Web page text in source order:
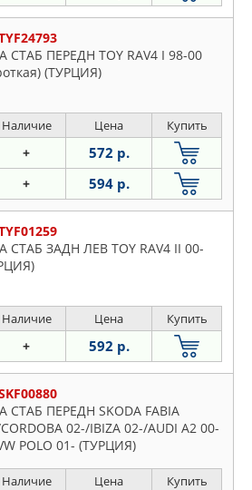
СТАБ ПЕРЕДН TOY RAV4 I 98-00
(ТУРЦИЯ)
Наличие Цена Купить
+ 572 р.
+ 594 р.
СТАБ ЗАДН ЛЕВ TOY RAV4 II 00-
Наличие Цена Купить
+ 592 р.
СТАБ ПЕРЕДН SKODA FABIA
02-/IBIZA 02-/AUDI A2 00-
POLO 01- (ТУРЦИЯ)
Наличие Цена Купить